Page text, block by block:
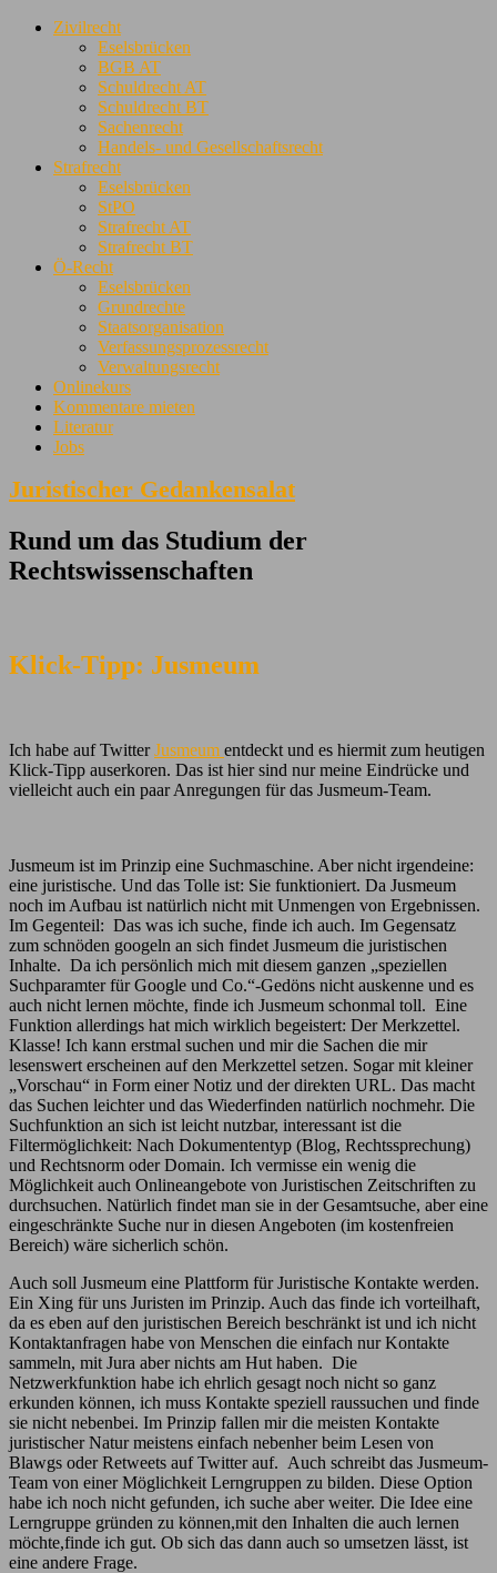
Zivilrecht
Eselsbrücken
BGB AT
Schuldrecht AT
Schuldrecht BT
Sachenrecht
Handels- und Gesellschaftsrecht
Strafrecht
Eselsbrücken
StPO
Strafrecht AT
Strafrecht BT
Ö-Recht
Eselsbrücken
Grundrechte
Staatsorganisation
Verfassungsprozessrecht
Verwaltungsrecht
Onlinekurs
Kommentare mieten
Literatur
Jobs
Juristischer Gedankensalat
Rund um das Studium der
Rechtswissenschaften
Klick-Tipp: Jusmeum
Ich habe auf TwitterJusmeum entdeckt und es hiermit zum heutigen
Klick-Tipp auserkoren. Das ist hier sind nur meine Eindrücke und
vielleicht auch ein paar Anregungen für das Jusmeum-Team.
Jusmeum ist im Prinzip eine Suchmaschine. Aber nicht irgendeine:
eine juristische. Und das Tolle ist: Sie funktioniert. Da Jusmeum
noch im Aufbau ist natürlich nicht mit Unmengen von Ergebnissen.
Im Gegenteil: Das was ich suche, finde ich auch. Im Gegensatz
zum schnöden googeln an sich findet Jusmeum die juristischen
Inhalte. Da ich persönlich mich mit diesem ganzen „speziellen
Suchparamter für Google und Co.“-Gedöns nicht auskenne und es
auch nicht lernen möchte, finde ich Jusmeum schonmal toll. Eine
Funktion allerdings hat mich wirklich begeistert: Der Merkzettel.
Klasse! Ich kann erstmal suchen und mir die Sachen die mir
lesenswert erscheinen auf den Merkzettel setzen. Sogar mit kleiner
„Vorschau“ in Form einer Notiz und der direkten URL. Das macht
das Suchen leichter und das Wiederfinden natürlich nochmehr. Die
Suchfunktion an sich ist leicht nutzbar, interessant ist die
Filtermöglichkeit: Nach Dokumententyp (Blog, Rechtssprechung)
und Rechtsnorm oder Domain. Ich vermisse ein wenig die
Möglichkeit auch Onlineangebote von Juristischen Zeitschriften zu
durchsuchen. Natürlich findet man sie in der Gesamtsuche, aber eine
eingeschränkte Suche nur in diesen Angeboten (im kostenfreien
Bereich) wäre sicherlich schön.
Auch soll Jusmeum eine Plattform für Juristische Kontakte werden.
Ein Xing für uns Juristen im Prinzip. Auch das finde ich vorteilhaft,
da es eben auf den juristischen Bereich beschränkt ist und ich nicht
Kontaktanfragen habe von Menschen die einfach nur Kontakte
sammeln, mit Jura aber nichts am Hut haben. Die
Netzwerkfunktion habe ich ehrlich gesagt noch nicht so ganz
erkunden können, ich muss Kontakte speziell raussuchen und finde
sie nicht nebenbei. Im Prinzip fallen mir die meisten Kontakte
juristischer Natur meistens einfach nebenher beim Lesen von
Blawgs oder Retweets auf Twitter auf. Auch schreibt das Jusmeum-
Team von einer Möglichkeit Lerngruppen zu bilden. Diese Option
habe ich noch nicht gefunden, ich suche aber weiter. Die Idee eine
Lerngruppe gründen zu können,mit den Inhalten die auch lernen
möchte,finde ich gut. Ob sich das dann auch so umsetzen lässt, ist
eine andere Frage.